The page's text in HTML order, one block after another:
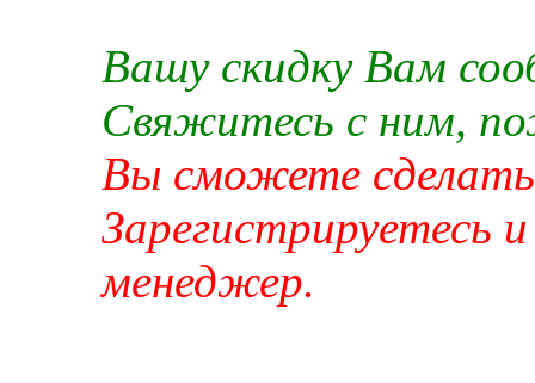
Вашу скидку Вам
Свяжитесь с ним,
Вы сможете сделать
Зарегистрируетесь
менеджер.